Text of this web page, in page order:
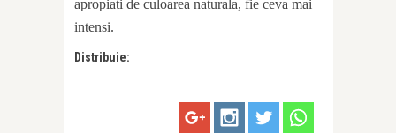
apropiati de culoarea naturala, fie ceva mai
intensi.
Distribuie: